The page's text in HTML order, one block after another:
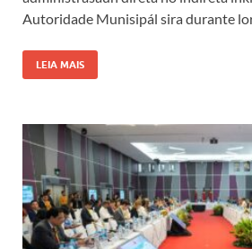
Autoridade Munisipál sira durante
LEIA MAIS